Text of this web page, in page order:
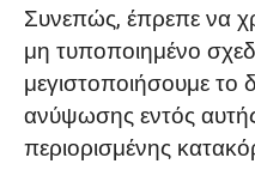
Συνεπώς, έπρεπε να
μη τυποποιημένο
μεγιστοποιήσουμε το
ανύψωσης εντός αυτής
περιορισμένης